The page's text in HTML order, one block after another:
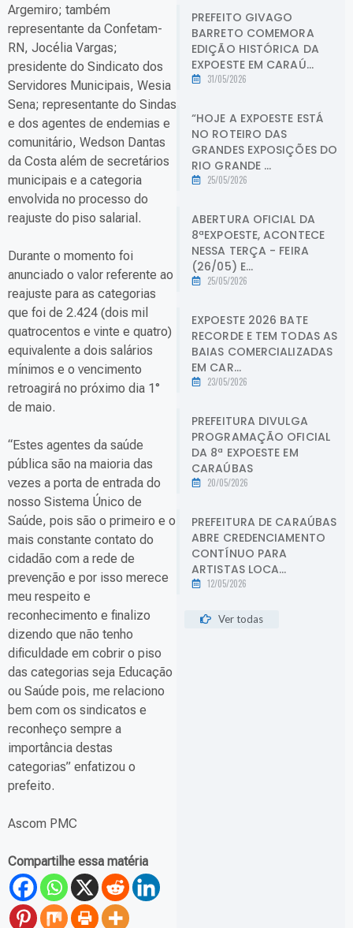
Argemiro; também
representante da Confetam-
RN, Jocélia Vargas;
presidente do Sindicato dos
Servidores Municipais, Wesia
Sena; representante do Sindas
e dos agentes de endemias e
comunitário, Wedson Dantas
da Costa além de secretários
municipais e a categoria
envolvida no processo do
reajuste do piso salarial.
Durante o momento foi
anunciado o valor referente ao
reajuste para as categorias
que foi de 2.424 (dois mil
quatrocentos e vinte e quatro)
equivalente a dois salários
mínimos e o vencimento
retroagirá no próximo dia 1°
de maio.
“Estes agentes da saúde
pública são na maioria das
vezes a porta de entrada do
nosso Sistema Único de
Saúde, pois são o primeiro e o
mais constante contato do
cidadão com a rede de
prevenção e por isso merece
meu respeito e
reconhecimento e finalizo
dizendo que não tenho
dificuldade em cobrir o piso
das categorias seja Educação
ou Saúde pois, me relaciono
bem com os sindicatos e
reconheço sempre a
importância destas
categorias” enfatizou o
prefeito.
Ascom PMC
Compartilhe essa matéria
PREFEITO GIVAGO
BARRETO COMEMORA
EDIÇÃO HISTÓRICA DA
EXPOESTE EM CARAÚ...
31/05/2026
“HOJE A EXPOESTE ESTÁ
NO ROTEIRO DAS
GRANDES EXPOSIÇÕES DO
RIO GRANDE ...
25/05/2026
ABERTURA OFICIAL DA
8ªEXPOESTE, ACONTECE
NESSA TERÇA - FEIRA
(26/05) E...
25/05/2026
EXPOESTE 2026 BATE
RECORDE E TEM TODAS AS
BAIAS COMERCIALIZADAS
EM CAR...
23/05/2026
PREFEITURA DIVULGA
PROGRAMAÇÃO OFICIAL
DA 8ª EXPOESTE EM
CARAÚBAS
20/05/2026
PREFEITURA DE CARAÚBAS
ABRE CREDENCIAMENTO
CONTÍNUO PARA
ARTISTAS LOCA...
12/05/2026
Ver todas